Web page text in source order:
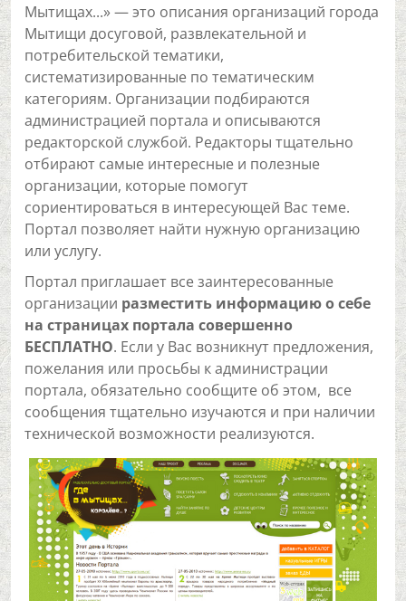
Мытищах...» — это описания организаций города
Мытищи досуговой, развлекательной и
потребительской тематики,
систематизированные по тематическим
категориям. Организации подбираются
администрацией портала и описываются
редакторской службой. Редакторы тщательно
отбирают самые интересные и полезные
организации, которые помогут
сориентироваться в интересующей Вас теме.
Портал позволяет найти нужную организацию
или услугу.
Портал приглашает все заинтересованные
организации разместить информацию о себе
на страницах портала совершенно
БЕСПЛАТНО. Если у Вас возникнут предложения,
пожелания или просьбы к администрации
портала, обязательно сообщите об этом, все
сообщения тщательно изучаются и при наличии
технической возможности реализуются.